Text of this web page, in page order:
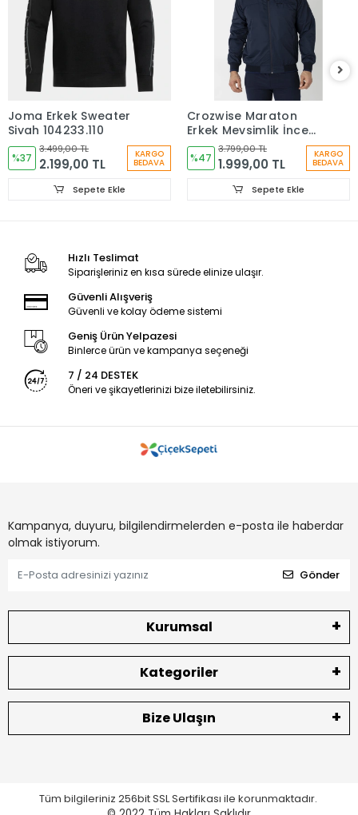
Joma Erkek Sweater
Siyah 104233.110
%37
3.499,00 TL
2.199,00 TL
KARGO
BEDAVA
Sepete Ekle
Crozwise Maraton
Erkek Mevsimlik İnce
Mont Lacivert 6057-01
%47
3.799,00 TL
1.999,00 TL
KARGO
BEDAVA
Sepete Ekle
Hızlı Teslimat
Siparişleriniz en kısa sürede elinize ulaşır.
Güvenli Alışveriş
Güvenli ve kolay ödeme sistemi
Geniş Ürün Yelpazesi
Binlerce ürün ve kampanya seçeneği
7 / 24 DESTEK
Öneri ve şikayetlerinizi bize iletebilirsiniz.
Kampanya, duyuru, bilgilendirmelerden e-posta ile haberdar
olmak istiyorum.
Gönder
Kurumsal
Kategoriler
Bize Ulaşın
Tüm bilgileriniz 256bit SSL Sertifikası ile korunmaktadır.